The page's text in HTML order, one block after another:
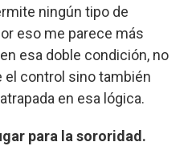
ningún tipo de
eso me parece más
esa doble condición, no
control sino también
en esa lógica.
para la sororidad.